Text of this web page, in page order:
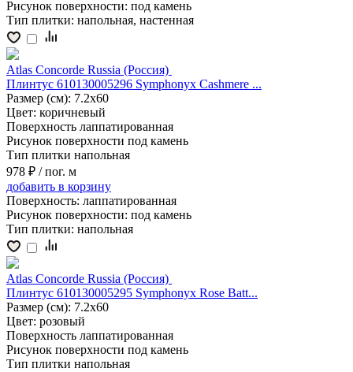
Рисунок поверхности: под камень
Тип плитки: напольная, настенная
Atlas Concorde Russia (Россия)
Плинтус 610130005296 Symphonyx Cashmere ...
Размер (см): 7.2x60
Цвет: коричневый
Поверхность лаппатированная
Рисунок поверхности под камень
Тип плитки напольная
978 ₽ / пог. м
добавить в корзину
Поверхность: лаппатированная
Рисунок поверхности: под камень
Тип плитки: напольная
Atlas Concorde Russia (Россия)
Плинтус 610130005295 Symphonyx Rose Batt...
Размер (см): 7.2x60
Цвет: розовый
Поверхность лаппатированная
Рисунок поверхности под камень
Тип плитки напольная